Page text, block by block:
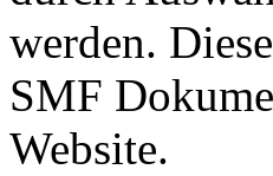
werden.
SMF
Website.